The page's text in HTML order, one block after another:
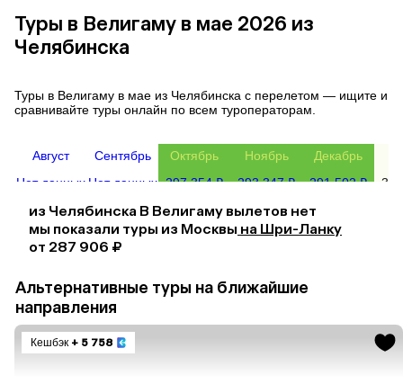
Туры в Велигаму в мае 2026 из
Челябинска
Туры в Велигаму в мае из Челябинска с перелетом — ищите и
сравнивайте туры онлайн по всем туроператорам.
Август
Нет данных
Сентябрь
Нет данных
Октябрь
297 354 ₽
Ноябрь
293 347 ₽
Декабрь
291 502 ₽
из Челябинска В Велигаму вылетов нет
мы показали туры из Москвы на Шри-Ланку
от 287 906 ₽
Альтернативные туры на ближайшие
направления
Кешбэк + 5 758